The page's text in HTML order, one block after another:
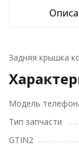
Задняя крышка
Модель
Тип запчасти
GTIN2